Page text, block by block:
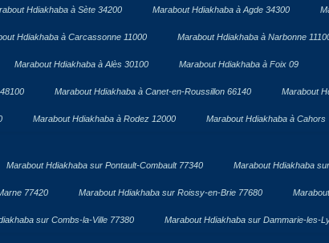
Hdiakhaba à Sète 34200 Marabout Hdiakhaba à Agde 34300
Hdiakhaba à Carcassonne 11000 Marabout Hdiakhaba à Narbonne
Marabout Hdiakhaba à Alès 30100 Marabout Hdiakhaba à Foix 09
Marabout Hdiakhaba à Canet-en-Roussillon 66140 Marabout
Marabout Hdiakhaba à Rodez 12000 Marabout Hdiakhaba à Cahors
Marabout Hdiakhaba sur Pontault-Combault 77340 Marabout Hdiakhaba
77420 Marabout Hdiakhaba sur Roissy-en-Brie 77680
sur Combs-la-Ville 77380 Marabout Hdiakhaba sur Dammarie-les-